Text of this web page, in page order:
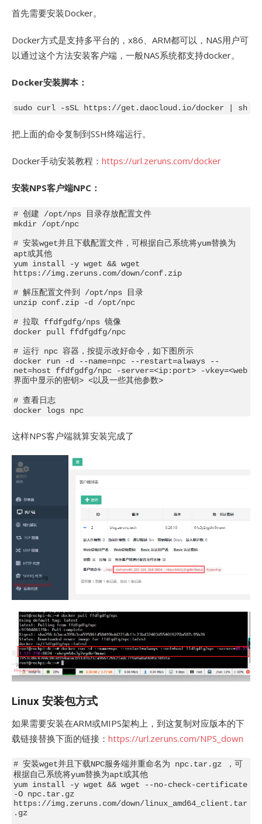
首先需要安装Docker。
Docker方式是支持多平台的，x86、ARM都可以，NAS用户可
以通过这个方法安装客户端，一般NAS系统都支持docker。
Docker安装脚本：
sudo curl -sSL https://get.daocloud.io/docker | sh
把上面的命令复制到SSH终端运行。
Docker手动安装教程： https://url.zeruns.com/docker
安装NPS客户端NPC：
# 创建 /opt/nps 目录存放配置文件
mkdir /opt/npc
# 安装wget并且下载配置文件，可根据自己系统将yum替换为
apt或其他
yum install -y wget && wget
https://img.zeruns.com/down/conf.zip
# 解压配置文件到 /opt/nps 目录
unzip conf.zip -d /opt/npc
# 拉取 ffdfgdfg/nps 镜像
docker pull ffdfgdfg/npc
# 运行 npc 容器，按提示改好命令，如下图所示
docker run -d --name=npc --restart=always --
net=host ffdfgdfg/npc -server=<ip:port> -vkey=<web
界面中显示的密钥> <以及一些其他参数>
# 查看日志
docker logs npc
这样NPS客户端就算安装完成了
Linux 安装包方式
如果需要安装在ARM或MIPS架构上，到这复制对应版本的下
载链接替换下面的链接： https://url.zeruns.com/NPS_down
# 安装wget并且下载NPC服务端并重命名为 npc.tar.gz ，可
根据自己系统将yum替换为apt或其他
yum install -y wget && wget --no-check-certificate
-O npc.tar.gz
https://img.zeruns.com/down/linux_amd64_client.tar
.gz